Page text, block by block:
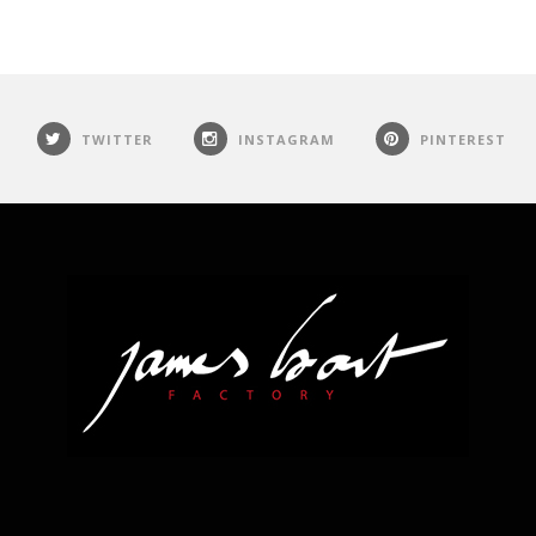
TWITTER INSTAGRAM PINTEREST